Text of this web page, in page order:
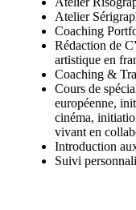
Atelier
Coaching
Rédaction de
artistique en
Coaching &
Cours de
européenne,
cinéma,
vivant en
Introduction
Suivi